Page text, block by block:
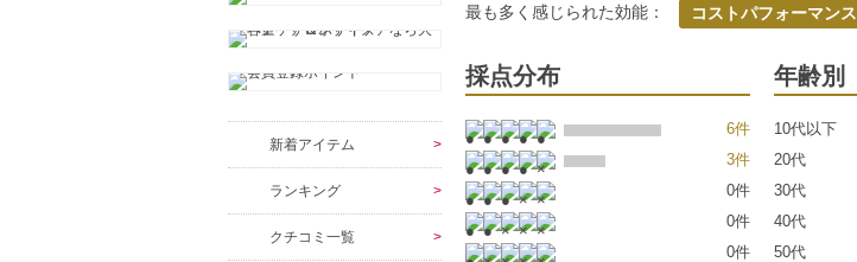
最も多く感じられた効能： コストパフォーマンス
採点分布
6件
3件
0件
0件
0件
年齢別
10代以下
20代
30代
40代
50代
新着アイテム
ランキング
クチコミ一覧